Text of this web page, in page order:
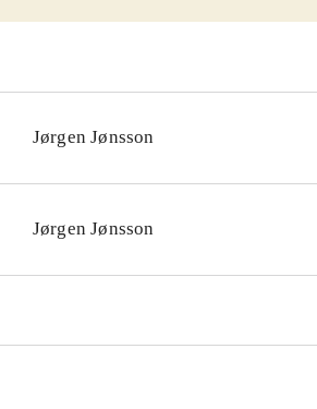
at spille klaver. Pixeline i
for at springe forklaringerne
streg, og der er som
lege henvender sig til børn fra 3 år 
ca. 10 år.
Jørgen Jønsson
Jørgen Jønsson